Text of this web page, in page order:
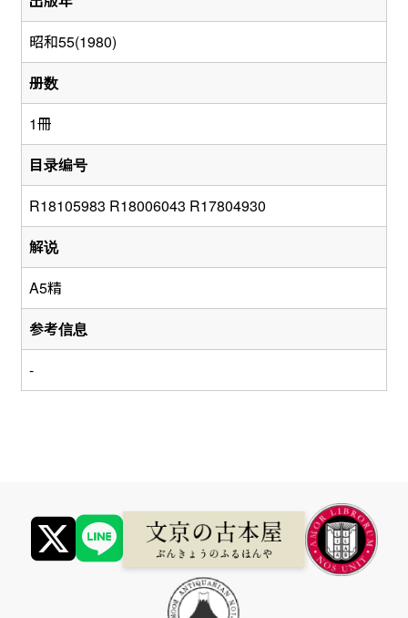
昭和55(1980)
册数
1冊
目录编号
R18105983 R18006043 R17804930
解说
A5精
参考信息
-